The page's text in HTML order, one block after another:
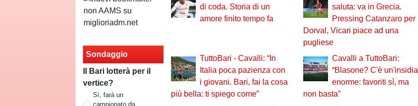
Sondaggio
Il Bari lotterà per il
vertice?
Sì, farà un
campionato da
di coda. Storia di un
amore finito tempo fa
saluta: va in Grecia.
Pressing Catanzaro per
Dorval, Vicari piace ad una
pugliese
TuttoBari - Cavalli: “In
Italia poca pazienza con
i giovani. Bari, fai la cosa
più bella: ti spiego come”
Cavalli a TuttoBari:
“Blasone? C'è un'insidia
enorme: favoriti sì, ma
non basta”